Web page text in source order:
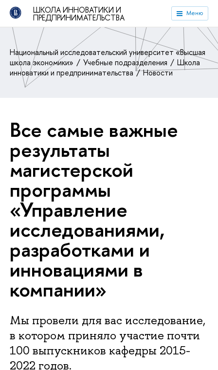
ШКОЛА ИННОВАТИКИ И
ПРЕДПРИНИМАТЕЛЬСТВА Меню
Национальный исследовательский университет «Высшая
школа экономики»
Учебные подразделения
Школа
инноватики и предпринимательства
Новости
Все самые важные
результаты
магистерской
программы
«Управление
исследованиями,
разработками и
инновациями в
компании»
Мы провели для вас исследование,
в котором приняло участие почти
100 выпускников кафедры 2015-
2022 годов.